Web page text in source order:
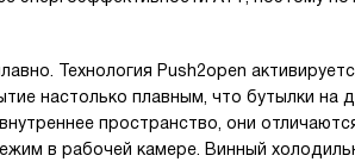
Технология Push2open
настолько плавным, что бутылки на
пространство, они
в рабочей камере. Винный